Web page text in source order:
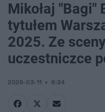
Warszawiaka Roku 2025. Ze sceny
Mikołaj "Bagi"
tytułem
2025. Ze
uczestniczce
2026-03-11 8:34